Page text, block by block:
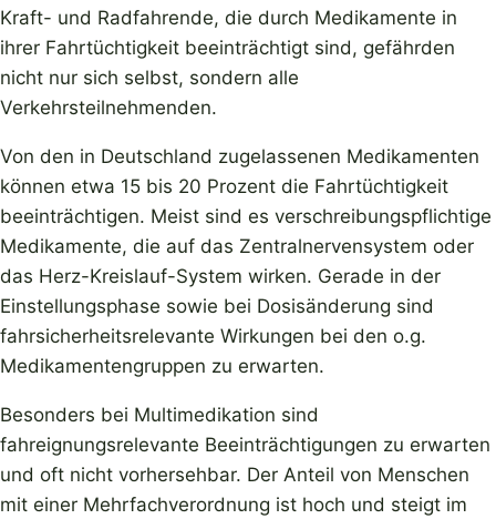
Kraft- und Radfahrende, die durch Medikamente in
ihrer Fahrtüchtigkeit beeinträchtigt sind, gefährden
nicht nur sich selbst, sondern alle
Verkehrsteilnehmenden.
Von den in Deutschland zugelassenen Medikamenten
können etwa 15 bis 20 Prozent die Fahrtüchtigkeit
beeinträchtigen. Meist sind es verschreibungspflichtige
Medikamente, die auf das Zentralnervensystem oder
das Herz-Kreislauf-System wirken. Gerade in der
Einstellungsphase sowie bei Dosisänderung sind
fahrsicherheitsrelevante Wirkungen bei den o.g.
Medikamentengruppen zu erwarten.
Besonders bei Multimedikation sind
fahreignungsrelevante Beeinträchtigungen zu erwarten
und oft nicht vorhersehbar. Der Anteil von Menschen
mit einer Mehrfachverordnung ist hoch und steigt im